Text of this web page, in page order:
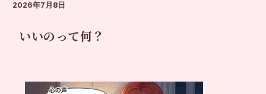
2026年7月8日
いいのって何？